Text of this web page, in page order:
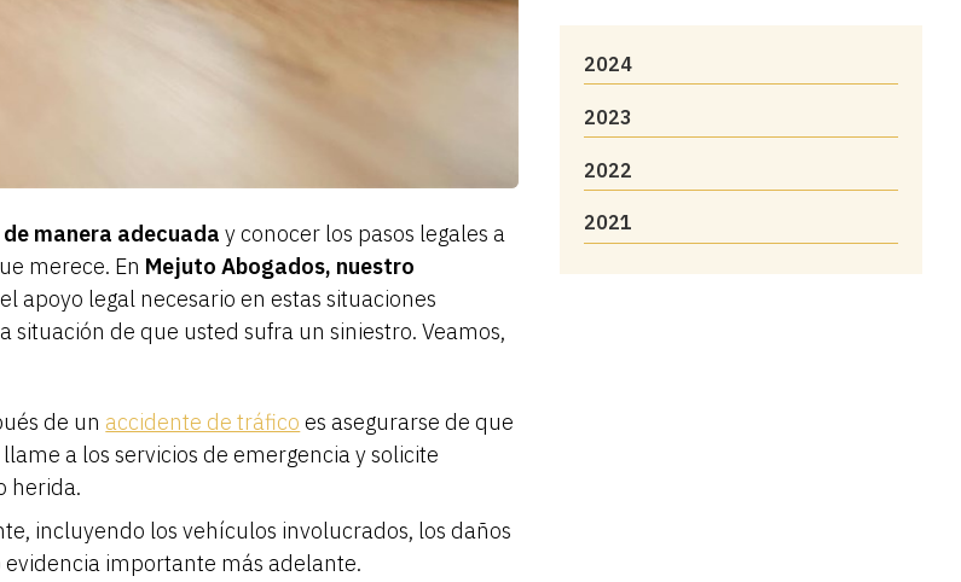
manera adecuaday conocer los pasos legales a
merece. En Mejuto Abogados, nuestro
apoyo legal necesario en estas situaciones
de que usted sufra un siniestro. Veamos,
de un accidente de tráfico es asegurarse de que
a los servicios de emergencia y solicite
herida.
incluyendo los vehículos involucrados, los daños
importante más adelante.
2024
2023
2022
2021